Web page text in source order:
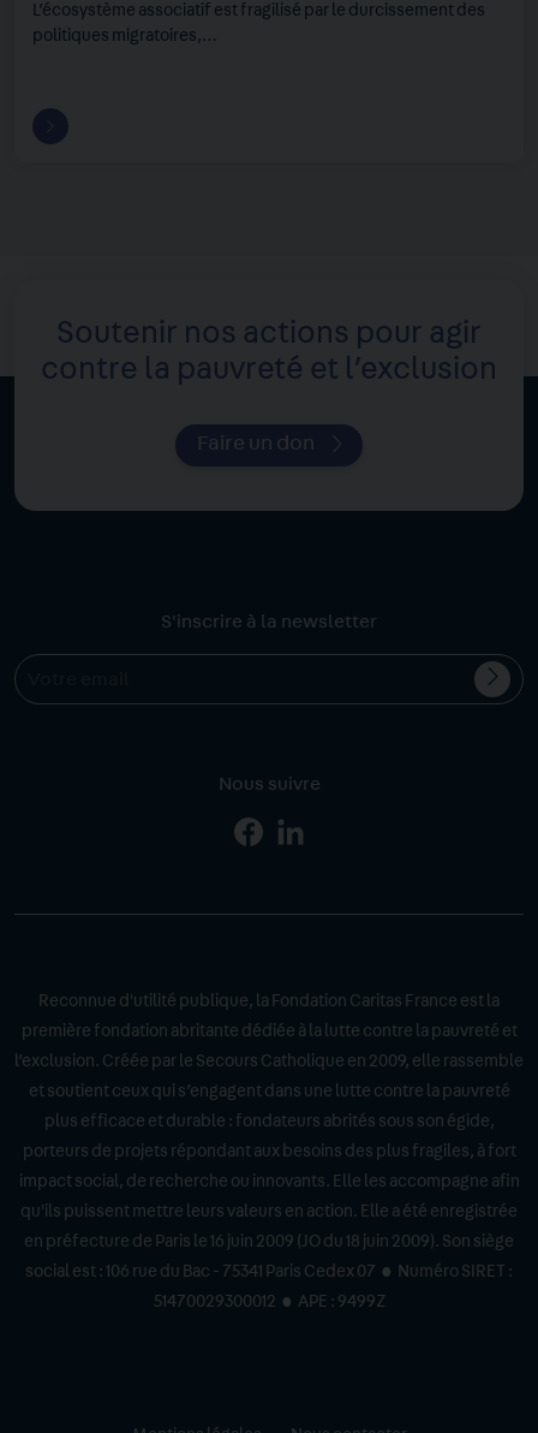
L’écosystème associatif est fragilisé par le durcissement des
politiques migratoires,…
Soutenir nos actions pour agir
contre la pauvreté et l’exclusion
Faire un don
S'inscrire à la newsletter
Nous suivre
Page Page
Reconnue d'utilité publique, la Fondation Caritas France est la
première fondation abritante dédiée à la lutte contre la pauvreté et
l’exclusion. Créée par le Secours Catholique en 2009, elle rassemble
et soutient ceux qui s’engagent dans une lutte contre la pauvreté
plus efficace et durable : fondateurs abrités sous son égide,
porteurs de projets répondant aux besoins des plus fragiles, à fort
impact social, de recherche ou innovants. Elle les accompagne afin
qu'ils puissent mettre leurs valeurs en action. Elle a été enregistrée
en préfecture de Paris le 16 juin 2009 (JO du 18 juin 2009). Son siège
social est : 106 rue du Bac - 75341 Paris Cedex 07 • Numéro SIRET :
51470029300012 • APE : 9499Z